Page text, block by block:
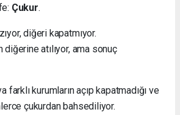
Çukur.
diğeri kapatmıyor.
atılıyor, ama sonuç
farklı kurumların açıp kapatmadığı ve
çukurdan bahsediliyor.